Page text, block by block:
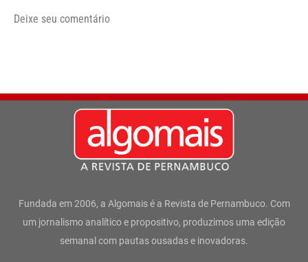
Deixe seu comentário
Fundada em 2006, a Algomais é a Revista de Pernambuco. Com
um jornalismo analítico e propositivo, produzimos uma edição
semanal com pautas ousadas e inovadoras.